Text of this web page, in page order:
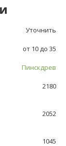
Уточнить
от 10 до 35
Пинскдрев
2180
2052
1045